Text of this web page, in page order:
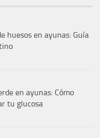
huesos en ayunas: Guía
en ayunas: Cómo
tu glucosa